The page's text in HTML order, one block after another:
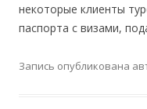
некоторые клиенты
паспорта с визами,
Запись опубликована